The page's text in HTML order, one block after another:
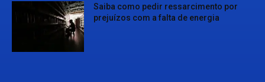
Saiba como pedir ressarcimento por
prejuízos com a falta de energia